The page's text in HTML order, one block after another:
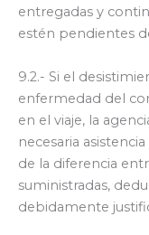
entregadas y
estén pendientes
9.2.- Si el
enfermedad del
en el viaje, la
necesaria
de la diferencia
suministradas,
debidamente